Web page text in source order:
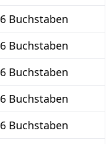
6 Buchstaben
6 Buchstaben
6 Buchstaben
6 Buchstaben
6 Buchstaben